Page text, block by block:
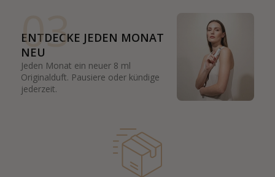
03
ENTDECKE JEDEN MONAT
NEU
Jeden Monat ein neuer 8 ml
Originalduft. Pausiere oder kündige
jederzeit.